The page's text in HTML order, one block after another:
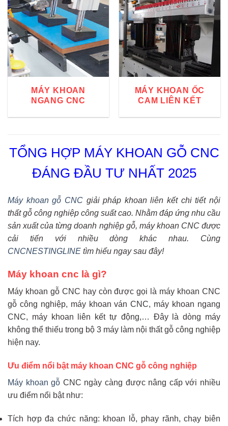
MÁY KHOAN
NGANG CNC
MÁY KHOAN ỐC
CAM LIÊN KẾT
TỔNG HỢP MÁY KHOAN GỖ CNC
ĐÁNG ĐẦU TƯ NHẤT 2025
Máy khoan gỗ CNCgiải pháp khoan liên kết chi tiết nội
thất gỗ công nghiệp công suất cao. Nhằm đáp ứng nhu cầu
sản xuất của từng doanh nghiệp gỗ, máy khoan CNC được
cải tiến với nhiều dòng khác nhau. Cùng
CNCNESTINGLINE tìm hiểu ngay sau đây!
Máy khoan cnc là gì?
Máy khoan gỗ CNC hay còn được gọi là máy khoan CNC
gỗ công nghiệp, máy khoan ván CNC, máy khoan ngang
CNC, máy khoan liên kết tự động,… Đây là dòng máy
không thể thiếu trong bộ 3 máy làm nội thất gỗ công nghiệp
hiện nay.
Ưu điểm nổi bật máy khoan CNC gỗ công nghiệp
Máy khoan gỗ CNC ngày càng được nâng cấp với nhiều
ưu điểm nổi bật như:
Tích hợp đa chức năng: khoan lỗ, phay rãnh, chạy biên